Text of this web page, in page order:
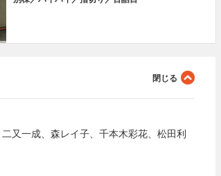
又一成、森レイ子、千本木彩花、松田利